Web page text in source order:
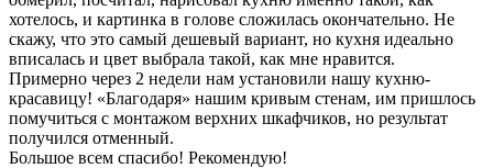
хотелось, и картинка в голове сложилась окончательно. Не
скажу, что это самый дешевый вариант, но кухня идеально
вписалась и цвет выбрала такой, как мне нравится.
Примерно через 2 недели нам установили нашу кухню-
красавицу! «Благодаря» нашим кривым стенам, им пришлось
помучиться с монтажом верхних шкафчиков, но результат
получился отменный.
Большое всем спасибо! Рекомендую!